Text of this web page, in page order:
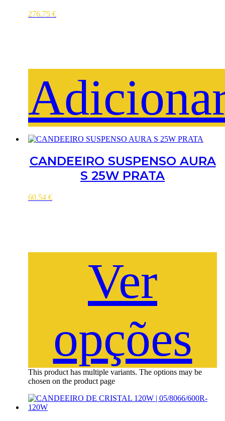
276.75 €
CANDEEIRO SUSPENSO AURA
S 25W PRATA
60.54 €
Ver
opções
This product has multiple variants. The options may be
chosen on the product page